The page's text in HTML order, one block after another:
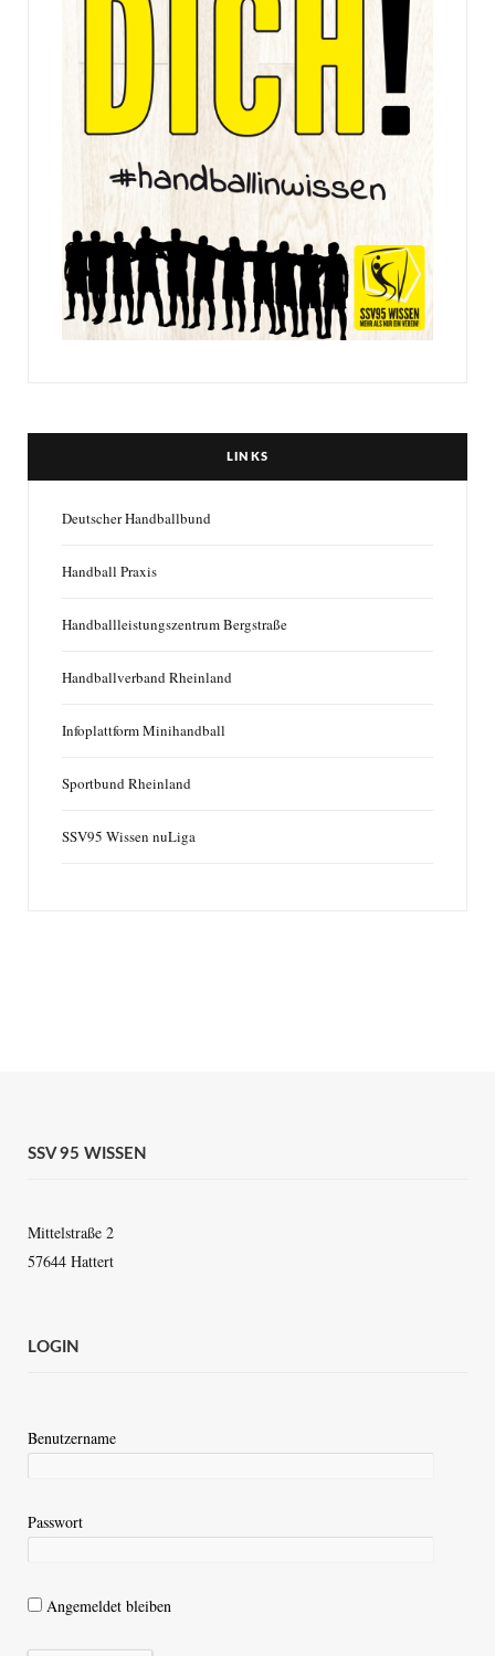
LINKS
Deutscher Handballbund
Handball Praxis
Handballleistungszentrum Bergstraße
Handballverband Rheinland
Infoplattform Minihandball
Sportbund Rheinland
SSV95 Wissen nuLiga
SSV 95 WISSEN
Mittelstraße 2
57644 Hattert
LOGIN
Benutzername
Passwort
Angemeldet bleiben